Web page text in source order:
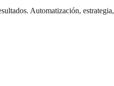
Automatización, estrategia,